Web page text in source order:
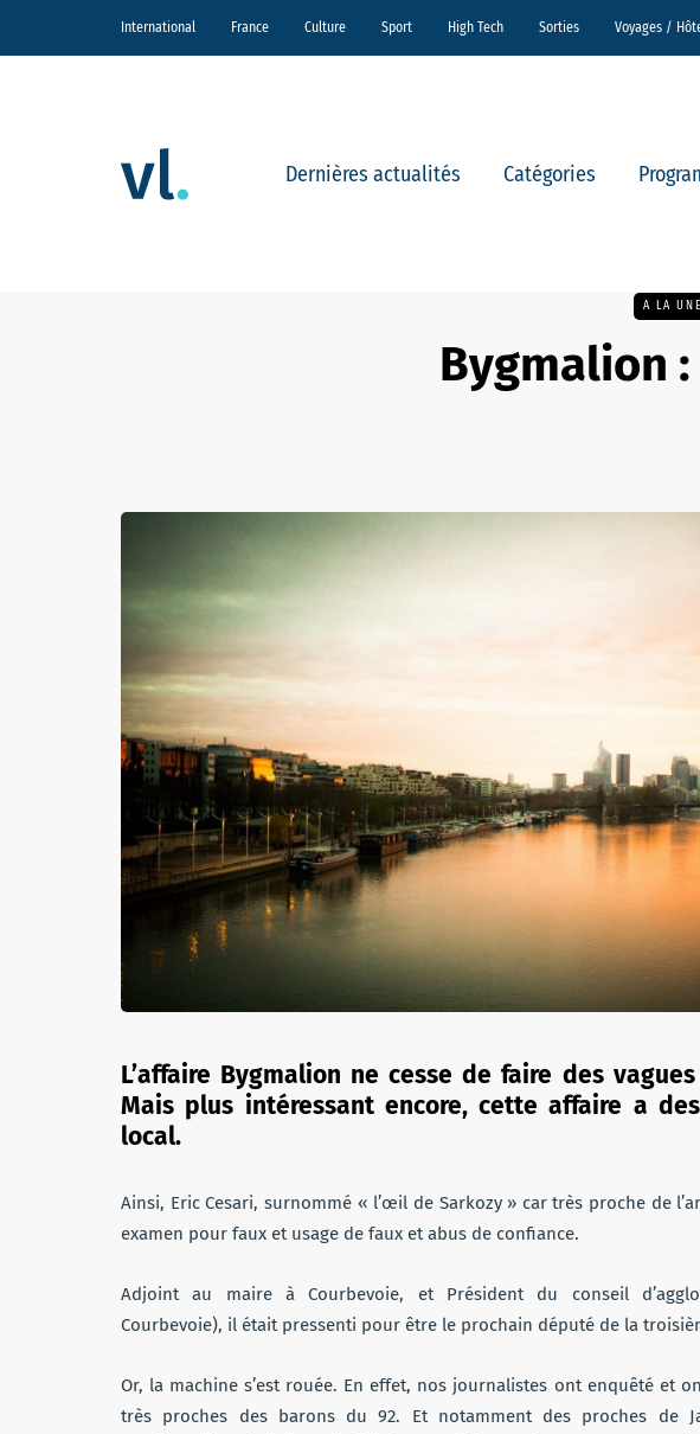
International France Culture Sport High Tech Sorties Voyages /
Dernières actualités Catégories
A LA UNE
Bygmalion :
L’affaire Bygmalion ne cesse de faire des
Mais plus intéressant encore, cette affaire a
local.
Ainsi, Eric Cesari, surnommé « l’œil de Sarkozy » car très proche de
examen pour faux et usage de faux et abus de confiance.
Adjoint au maire à Courbevoie, et Président du conseil
Courbevoie), il était pressenti pour être le prochain député de la
Or, la machine s’est rouée. En effet, nos journalistes ont enquêté et
très proches des barons du 92. Et notamment des proches de